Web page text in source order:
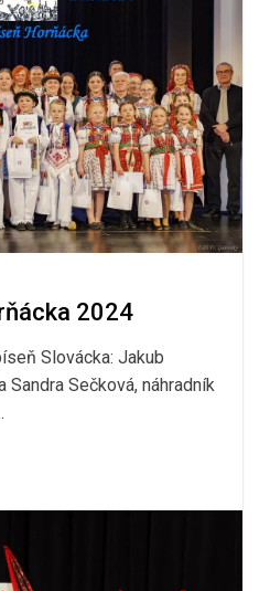
2024
Slovácka: Jakub
Sandra Sečková, náhradník